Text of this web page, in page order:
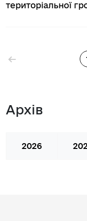
територіальної
Розбивка на
←
Архів
2026